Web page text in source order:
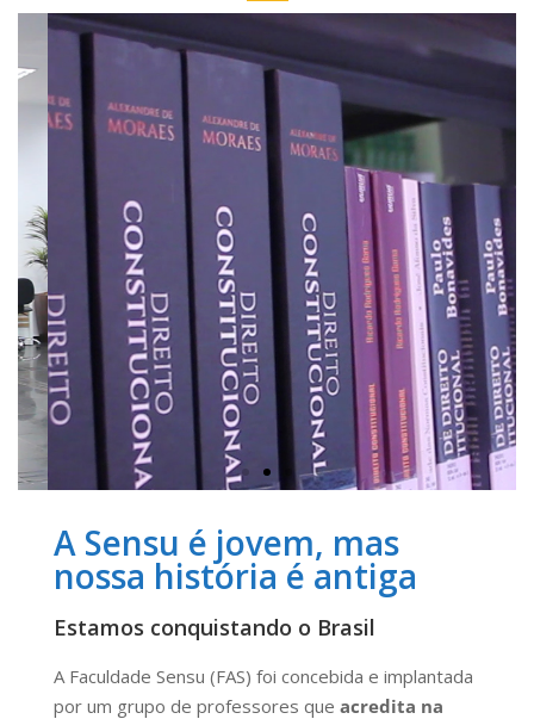
A Sensu é jovem, mas
nossa história é antiga
Estamos conquistando o Brasil
A Faculdade Sensu (FAS) foi concebida e implantada
por um grupo de professores que acredita na